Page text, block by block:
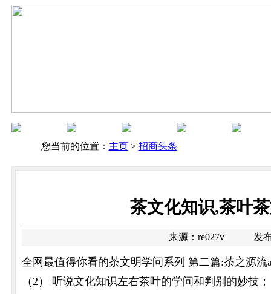
您当前的位置： 主页> 招商头条
茶文化知识,茶叶
来源：re027v 发布日期
全网最值得你看的茶文明学问系列 第二篇:茶之源
（2） 听说文化知识左右茶叶的学问和判别的妙技